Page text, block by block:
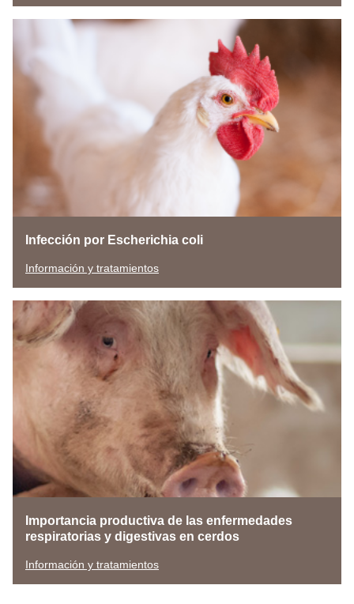
Infección por Escherichia coli
Información y tratamientos
Importancia productiva de las enfermedades
respiratorias y digestivas en cerdos
Información y tratamientos